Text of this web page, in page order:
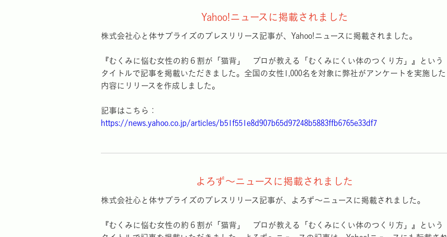
Yahoo!ニュースに掲載されました
株式会社心と体サプライズのプレスリリース記事が、Yahoo!ニュースに掲載されました。
『むくみに悩む女性の約６割が「猫背」 プロが教える「むくみにくい体のつくり方」』という
タイトルで記事を掲載いただきました。全国の女性1,000名を対象に弊社がアンケートを実施した
内容にリリースを作成しました。
記事はこちら：
https://news.yahoo.co.jp/articles/b51f551e8d907b65d97248b5883ffb6765e33df7
よろず～ニュースに掲載されました
株式会社心と体サプライズのプレスリリース記事が、よろず～ニュースに掲載されました。
『むくみに悩む女性の約６割が「猫背」 プロが教える「むくみにくい体のつくり方」』という